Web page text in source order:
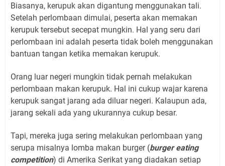
Biasanya, kerupuk akan digantung menggunakan tali.
Setelah perlombaan dimulai, peserta akan memakan
kerupuk tersebut secepat mungkin. Hal yang seru dari
perlombaan ini adalah peserta tidak boleh menggunakan
bantuan tangan ketika memakan kerupuk.
Orang luar negeri mungkin tidak pernah melakukan
perlombaan makan kerupuk. Hal ini cukup wajar karena
kerupuk sangat jarang ada diluar negeri. Kalaupun ada,
jarang sekali ada yang ukurannya cukup besar.
Tapi, mereka juga sering melakukan perlombaan yang
serupa misalnya lomba makan burger (burger eating
competition) di Amerika Serikat yang diadakan setiap